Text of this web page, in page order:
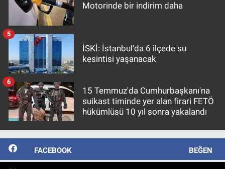
Motorinde bir indirim daha
İSKİ: İstanbul'da 6 ilçede su
kesintisi yaşanacak
5
15 Temmuz'da Cumhurbaşkanı'na
suikast timinde yer alan firari FETÖ
hükümlüsü 10 yıl sonra yakalandı
6
FACEBOOK BEĞEN